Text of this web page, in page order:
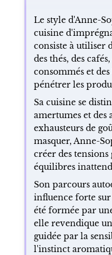
Le style d'Anne-
cuisine
consiste à utiliser
des thés, des
consommés et
pénétrer les
Sa cuisine se
amertumes et des
exhausteurs de
masquer, Anne-
créer des tensions
équilibres
Son parcours
influence forte
été formée par
elle revendique
guidée par la
l'instinct